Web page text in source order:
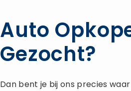
Auto
Gezocht?
Dan bent je bij ons precies